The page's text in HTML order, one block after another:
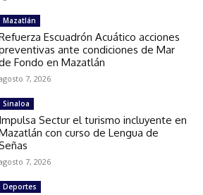
Mazatlán
Escuadrón Acuático acciones
ante condiciones de Mar
Fondo en Mazatlán
7, 2026
Sinaloa
Impulsa Sectur el turismo incluyente en
con curso de Lengua de
7, 2026
Deportes